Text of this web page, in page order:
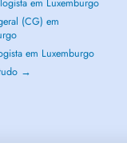
em Luxemburgo
(CG) em
em Luxemburgo
→